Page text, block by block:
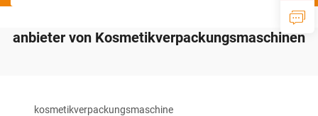
anbieter von Kosmetikverpackungsmaschinen
kosmetikverpackungsmaschine